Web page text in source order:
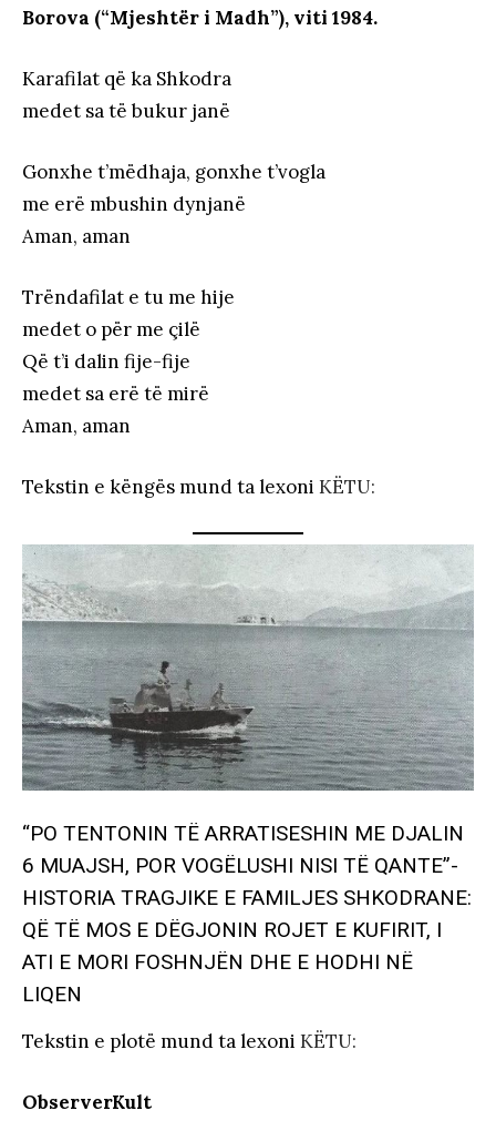
Borova (“Mjeshtër i Madh”), viti 1984.
Karafilat që ka Shkodra
medet sa të bukur janë
Gonxhe t’mëdhaja, gonxhe t’vogla
me erë mbushin dynjanë
Aman, aman
Trëndafilat e tu me hije
medet o për me çilë
Që t’i dalin fije-fije
medet sa erë të mirë
Aman, aman
Tekstin e këngës mund ta lexoni KËTU:
“PO TENTONIN TË ARRATISESHIN ME DJALIN
6 MUAJSH, POR VOGËLUSHI NISI TË QANTE”-
HISTORIA TRAGJIKE E FAMILJES SHKODRANE:
QË TË MOS E DËGJONIN ROJET E KUFIRIT, I
ATI E MORI FOSHNJËN DHE E HODHI NË
LIQEN
Tekstin e plotë mund ta lexoni KËTU:
ObserverKult